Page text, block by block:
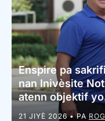
Enspire pa
nan Inivèsite
atenn objektif
21 JIYÈ 2026• PA